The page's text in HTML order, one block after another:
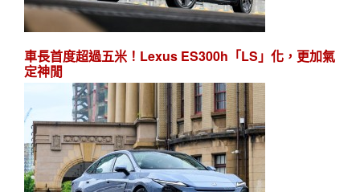
車長首度超過五米！Lexus ES300h「LS」化，更加氣
定神閒